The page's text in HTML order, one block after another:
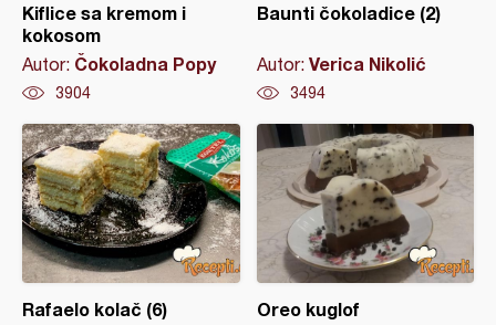
Kiflice sa kremom i
kokosom
Autor: Čokoladna Popy
3904
Baunti čokoladice (2)
Autor: Verica Nikolić
3494
Rafaelo kolač (6) Oreo kuglof